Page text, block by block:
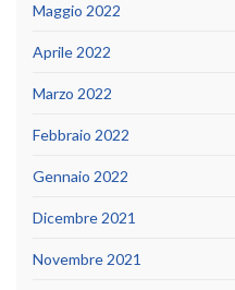
Maggio 2022
Aprile 2022
Marzo 2022
Febbraio 2022
Gennaio 2022
Dicembre 2021
Novembre 2021